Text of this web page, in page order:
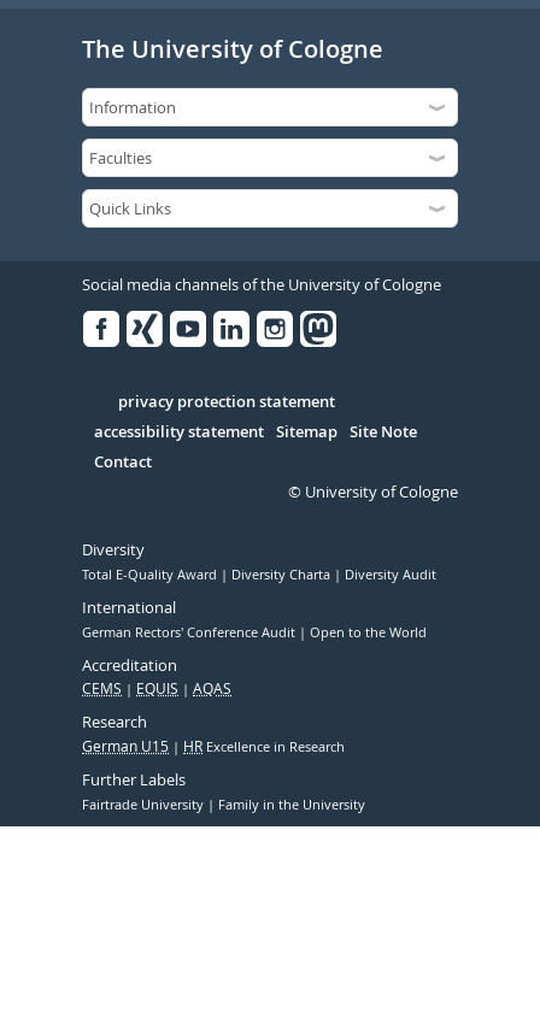
The University of Cologne
Social media channels of the University of Cologne
Serivce
privacy protection statement
accessibility statement Sitemap Site Note
Contact
© University of Cologne
Diversity
Total E-Quality Award Diversity Charta Diversity Audit
International
German Rectors' Conference Audit Open to the World
Accreditation
CEMS EQUIS AQAS
Research
German U15 HR Excellence in Research
Further Labels
Fairtrade University Family in the University